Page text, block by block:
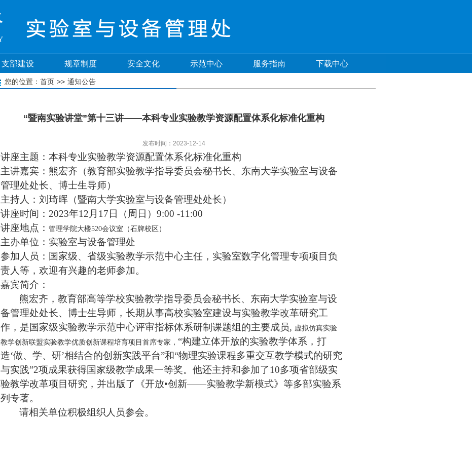
支部建设 规章制度 安全文化 示范中心 服务指南 下载中心
您的位置： 首页 >> 通知公告
“暨南实验讲堂”第十三讲——本科专业实验教学资源配置体系化标准化重构
发布时间：2023-12-14
讲座主题： 本科专业实验教学资源配置体系化标准化重构
主讲嘉宾： 熊宏齐（教育部实验教学指导委员会秘书长、东南大学实验室与设备
管理处处长、 博士生导师）
主持人 ：刘琦晖（暨南大学实验室与设备管理处处长）
讲座时间： 2023年12月17日（周日）9:00 -11:00
讲座地点： 管理学院大楼520会议室（石牌校区）
主办单位： 实验室与设备管理处
参加人员： 国家级、省级实验教学示范中心主任，实验室数字化管理专项项目负
责人等， 欢迎有兴趣的老师参加。
嘉宾简介：
熊宏齐， 教育部高等学校实验教学指导委员会秘书长、东南大学实验室与设
备管理处处长、博士生导师，长期从事高校实验室建设与实验教学改革研究工
作，是国家级实验教学示范中心评审指标体系研制课题组的主要成员, 虚拟仿真实验
教学创新联盟实验教学优质创新课程培育项目首席专家， “构建立体开放的实验教学体系，打
造‘做、学、研’相结合的创新实践平台”和“物理实验课程多重交互教学模式的研究
与实践”2项成果获得国家级教学成果一等奖。他还主持和参加了10多项省部级实
验教学改革项目研究，并出版了《开放•创新——实验教学新模式》等多部实验系
列专著。
请相关单位积极组织人员参会。